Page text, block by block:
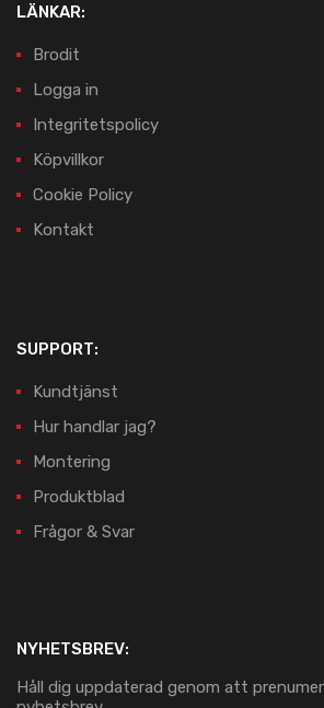
LÄNKAR:
Brodit
Logga in
Integritetspolicy
Köpvillkor
Cookie Policy
Kontakt
SUPPORT:
Kundtjänst
Hur handlar jag?
Montering
Produktblad
Frågor & Svar
NYHETSBREV:
Håll dig uppdaterad genom att